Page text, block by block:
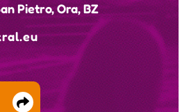
Pietro, Ora, BZ